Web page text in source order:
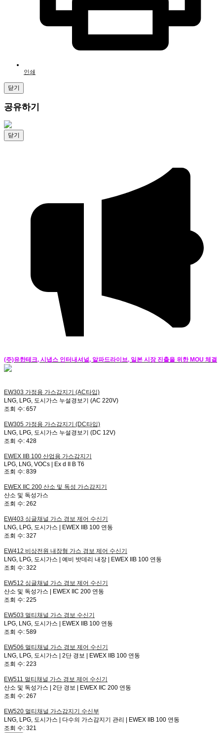
인쇄
닫기
공유하기
닫기
(주)유한테크, 시냅스 인터내셔널, 알파드라이브, 일본 시장 진출을 위한 MOU 체결
EW303 가정용 가스감지기 (AC타입)
LNG, LPG, 도시가스 누설경보기 (AC 220V)
조회 수: 657
EW305 가정용 가스감지기 (DC타입)
LNG, LPG, 도시가스 누설경보기 (DC 12V)
조회 수: 428
EWEX IIB 100 산업용 가스감지기
LPG, LNG, VOCs | Ex d II B T6
조회 수: 839
EWEX IIC 200 산소 및 독성 가스감지기
산소 및 독성가스
조회 수: 262
EW403 싱글채널 가스 경보 제어 수신기
LNG, LPG, 도시가스 | EWEX IIB 100 연동
조회 수: 327
EW412 비상전원 내장형 가스 경보 제어 수신기
LNG, LPG, 도시가스 | 예비 밧데리 내장 | EWEX IIB 100 연동
조회 수: 322
EW512 싱글채널 가스 경보 제어 수신기
산소 및 독성가스 | EWEX IIC 200 연동
조회 수: 225
EW503 멀티채널 가스 경보 수신기
LPG, LNG, 도시가스 | EWEX IIB 100 연동
조회 수: 589
EW506 멀티채널 가스 경보 제어 수신기
LNG, LPG, 도시가스 | 2단 경보 | EWEX IIB 100 연동
조회 수: 223
EW511 멀티채널 가스 경보 제어 수신기
산소 및 독성가스 | 2단 경보 | EWEX IIC 200 연동
조회 수: 267
EW520 멀티채널 가스감지기 수신부
LNG, LPG, 도시가스 | 다수의 가스감지기 관리 | EWEX IIB 100 연동
조회 수: 321